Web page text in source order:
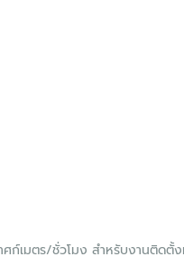
ก์เมตร/ชั่วโมง สำหรับงานติด